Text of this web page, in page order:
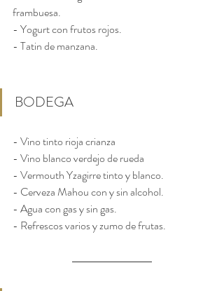
frambuesa.
- Yogurt con frutos rojos.
- Tatin de manzana.
BODEGA
- Vino tinto rioja crianza
- Vino blanco verdejo de rueda
- Vermouth Yzagirre tinto y blanco.
- Cerveza Mahou con y sin alcohol.
- Agua con gas y sin gas.
- Refrescos varios y zumo de frutas.